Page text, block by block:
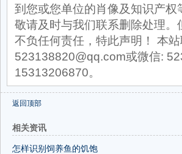
到您或您单位的肖像及知识产
敬请及时与我们联系删除处理
不负任何责任，特此声明！ 本
523138820@qq.com或微信:
15313206870。
返回顶部
相关资讯
怎样识别饲养鱼的饥饱